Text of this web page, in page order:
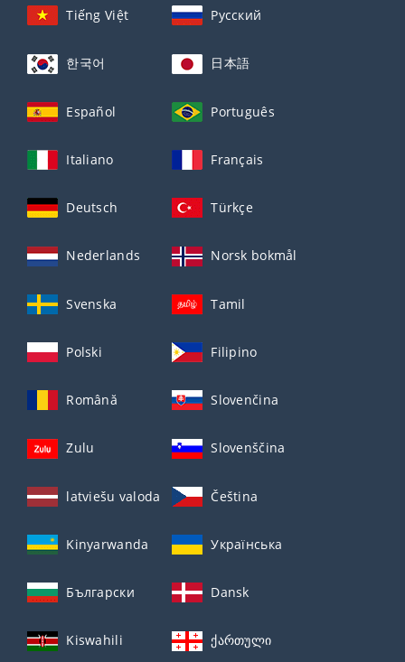
Tiếng Việt Русский
한국어 日本語
Español Português
Italiano Français
Deutsch Türkçe
Nederlands Norsk bokmål
Svenska Tamil
Polski Filipino
Română Slovenčina
Zulu Slovenščina
latviešu valoda Čeština
Kinyarwanda Українська
Български Dansk
Kiswahili ქართული